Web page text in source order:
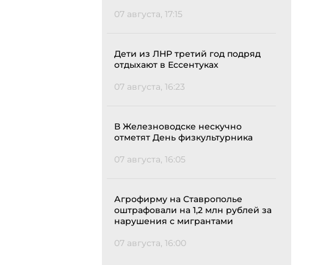
07 августа, 17:15
Дети из ЛНР третий год подряд
отдыхают в Ессентуках
07 августа, 16:23
В Железноводске нескучно
отметят День физкультурника
07 августа, 16:05
Агрофирму на Ставрополье
оштрафовали на 1,2 млн рублей за
нарушения с мигрантами
07 августа, 16:00